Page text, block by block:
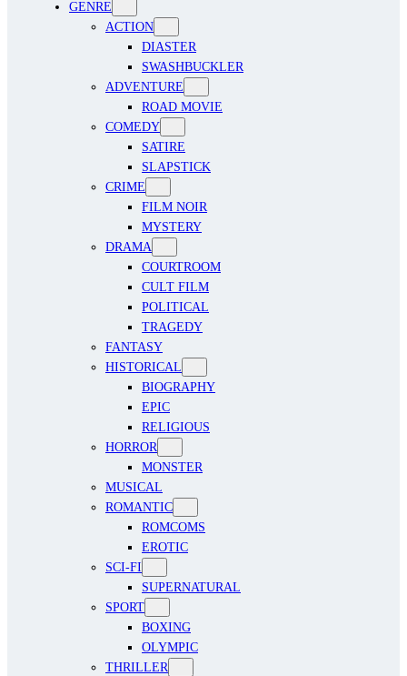
GENRE
ACTION
DIASTER
SWASHBUCKLER
ADVENTURE
ROAD MOVIE
COMEDY
SATIRE
SLAPSTICK
CRIME
FILM NOIR
MYSTERY
DRAMA
COURTROOM
CULT FILM
POLITICAL
TRAGEDY
FANTASY
HISTORICAL
BIOGRAPHY
EPIC
RELIGIOUS
HORROR
MONSTER
MUSICAL
ROMANTIC
ROMCOMS
EROTIC
SCI-FI
SUPERNATURAL
SPORT
BOXING
OLYMPIC
THRILLER